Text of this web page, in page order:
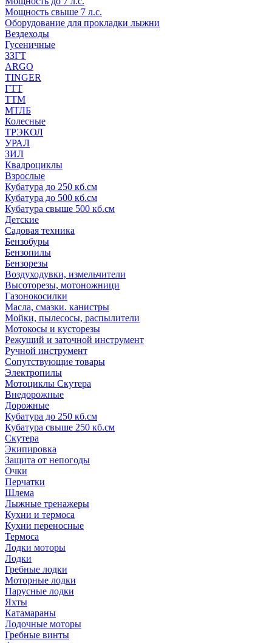
Мощность свыше 7 л.с.
Оборудование для прокладки лыжни
Вездеходы
Гусеничные
ЗЗГТ
ARGO
TINGER
ГТТ
ТТМ
МТЛБ
Колесные
ТРЭКОЛ
УРАЛ
ЗИЛ
Квадроциклы
Взрослые
Кубатура до 250 кб.см
Кубатура до 500 кб.см
Кубатура свыше 500 кб.см
Детские
Садовая техника
Бензобуры
Бензопилы
Бензорезы
Воздуходувки, измельчители
Высоторезы, мотоножници
Газонокосилки
Масла, смазки. канистры
Мойки, пылесосы, распылители
Мотокосы и кусторезы
Режущий и заточной инструмент
Ручной инструмент
Сопутствующие товары
Электропилы
Мотоциклы Скутера
Внедорожные
Дорожные
Кубатура до 250 кб.см
Кубатура свыше 250 кб.см
Скутера
Экипировка
Защита от непогоды
Очки
Перчатки
Шлема
Лыжные тренажеры
Кухни и термоса
Кухни переносные
Термоса
Лодки моторы
Лодки
Гребные лодки
Моторные лодки
Парусные лодки
Яхты
Катамараны
Лодочные моторы
Гребные винты